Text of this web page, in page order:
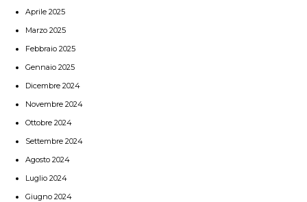
Aprile 2025
Marzo 2025
Febbraio 2025
Gennaio 2025
Dicembre 2024
Novembre 2024
Ottobre 2024
Settembre 2024
Agosto 2024
Luglio 2024
Giugno 2024